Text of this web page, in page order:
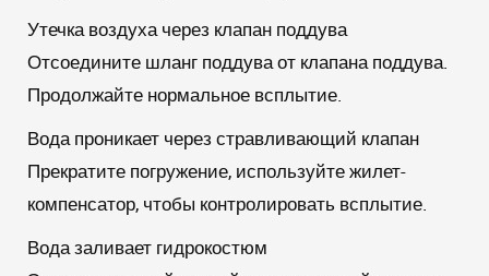
Утечка воздуха через клапан поддува
Отсоедините шланг поддува от клапана поддува.
Продолжайте нормальное всплытие.
Вода проникает через стравливающий клапан
Прекратите погружение, используйте жилет-
компенсатор, чтобы контролировать всплытие.
Вода заливает гидрокостюм